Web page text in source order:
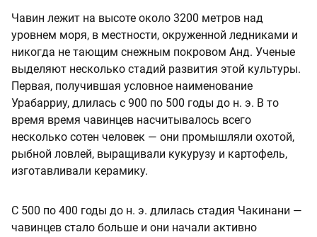
Чавин лежит на высоте около 3200 метров над
уровнем моря, в местности, окруженной ледниками и
никогда не тающим снежным покровом Анд. Ученые
выделяют несколько стадий развития этой культуры.
Первая, получившая условное наименование
Урабарриу, длилась с 900 по 500 годы до н. э. В то
время время чавинцев насчитывалось всего
несколько сотен человек — они промышляли охотой,
рыбной ловлей, выращивали кукурузу и картофель,
изготавливали керамику.
С 500 по 400 годы до н. э. длилась стадия Чакинани —
чавинцев стало больше и они начали активно